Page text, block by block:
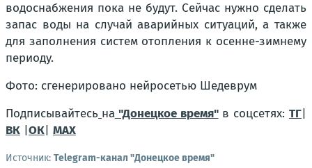
водоснабжения пока не будут. Сейчас нужно сделать
запас воды на случай аварийных ситуаций, а также
для заполнения систем отопления к осенне-зимнему
периоду.
Фото: сгенерировано нейросетью Шедеврум
Подписывайтесь на "Донецкое время"в соцсетях:ТГ
ВК ОК МАХ
Источник: Telegram-канал "Донецкое время"